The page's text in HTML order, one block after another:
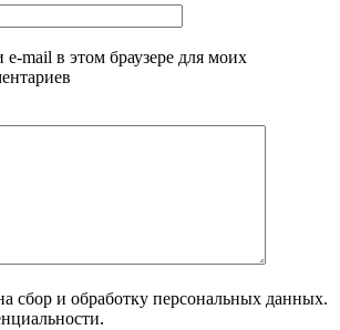
mail в этом браузере для моих
сбор и обработку персональных данных.